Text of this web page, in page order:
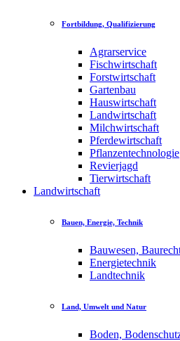
Fortbildung, Qualifizierung
Agrarservice
Fischwirtschaft
Forstwirtschaft
Gartenbau
Hauswirtschaft
Landwirtschaft
Milchwirtschaft
Pferdewirtschaft
Pflanzentechnologie
Revierjagd
Tierwirtschaft
Landwirtschaft
Bauen, Energie, Technik
Bauwesen,
Energietechnik
Landtechnik
Land, Umwelt und Natur
Boden,